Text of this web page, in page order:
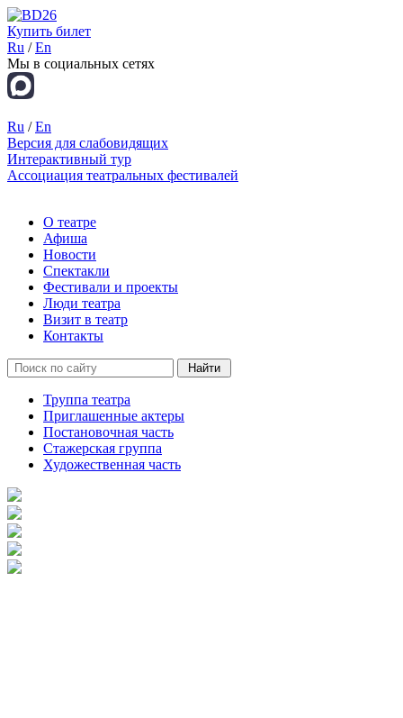
Купить билет
Ru /En
Мы в социальных сетях
Ru / En
Версия для слабовидящих
Интерактивный тур
Ассоциация театральных фестивалей
О театре
Афиша
Новости
Спектакли
Фестивали и проекты
Люди театра
Визит в театр
Контакты
Труппа театра
Приглашенные актеры
Постановочная часть
Стажерская группа
Художественная часть